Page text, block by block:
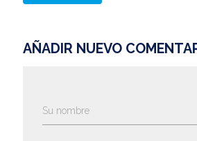
AÑADIR NUEVO
Su nombre